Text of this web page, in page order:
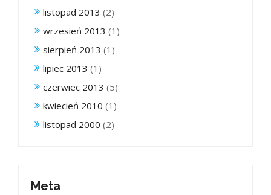
listopad 2013 (2)
wrzesień 2013 (1)
sierpień 2013 (1)
lipiec 2013 (1)
czerwiec 2013 (5)
kwiecień 2010 (1)
listopad 2000 (2)
Meta